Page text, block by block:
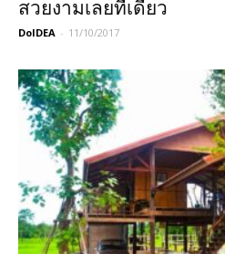
สวยงามเลยที่เดียว
DoIDEA - 11/10/2017